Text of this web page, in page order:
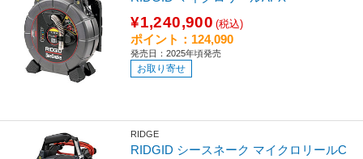
¥1,240,900 (税込)
ポイント：124,090
発売日：2025年頃発売
お取り寄せ
RIDGE
RIDGID シースネーク マイクロリールC